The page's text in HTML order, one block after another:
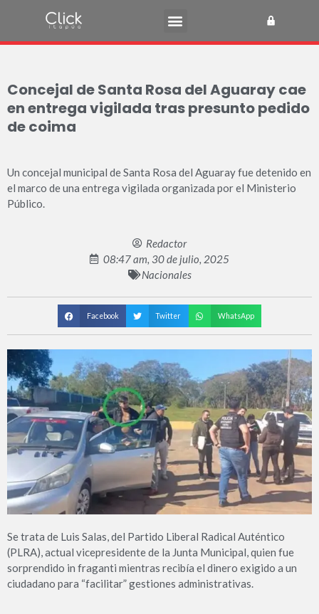
Concejal de Santa Rosa del Aguaray cae
en entrega vigilada tras presunto pedido
de coima
Un concejal municipal de Santa Rosa del Aguaray fue detenido en
el marco de una entrega vigilada organizada por el Ministerio
Público.
Redactor
08:47 am, 30 de julio, 2025
Nacionales
Facebook Twitter WhatsApp
Se trata de Luis Salas, del Partido Liberal Radical Auténtico
(PLRA), actual vicepresidente de la Junta Municipal, quien fue
sorprendido in fraganti mientras recibía el dinero exigido a un
ciudadano para “facilitar” gestiones administrativas.